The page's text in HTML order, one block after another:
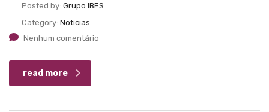
Posted by: Grupo IBES
Category: Notícias
Nenhum comentário
read more